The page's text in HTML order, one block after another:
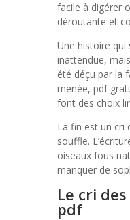
facile à digérer
déroutante et
Une histoire qui
inattendue,
été déçu par la
menée, pdf
font des choix
La fin est un cri
souffle.
oiseaux fous
manquer de
Le cri
pdf